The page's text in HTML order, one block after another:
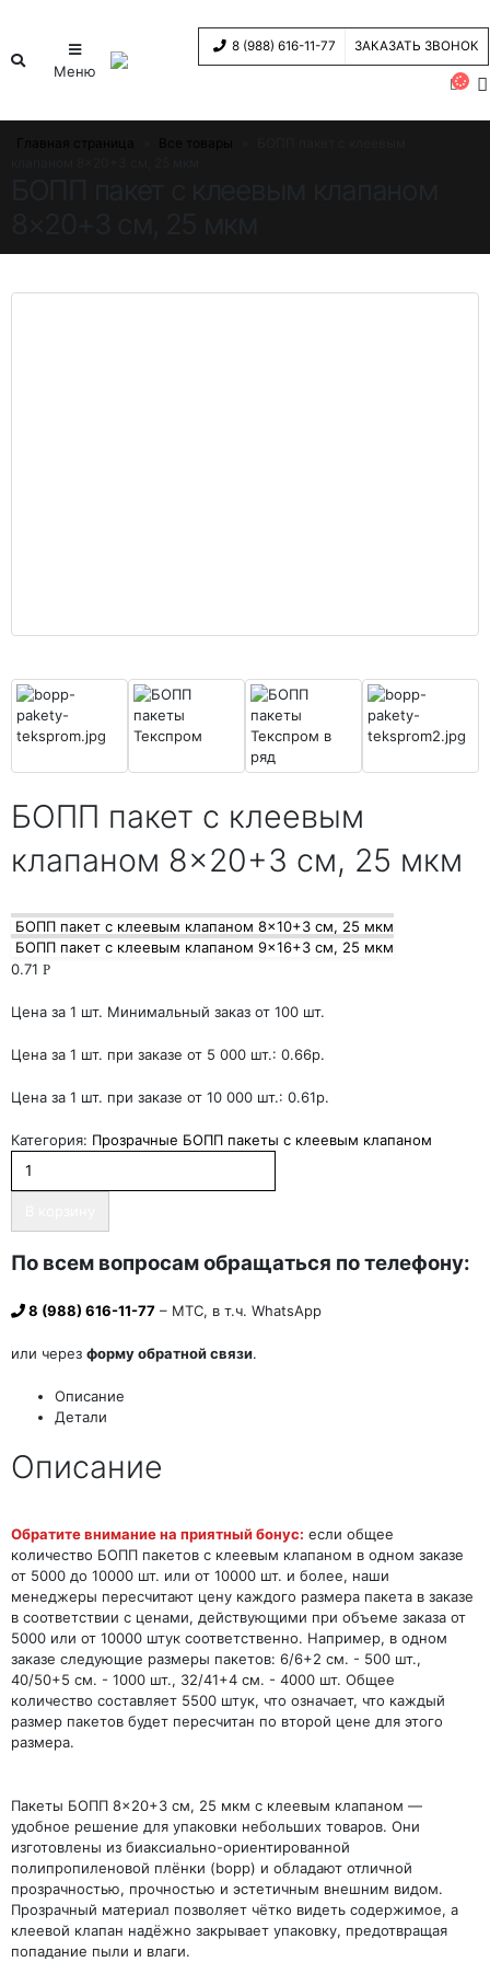
Меню
8 (988) 616-11-77 ЗАКАЗАТЬ ЗВОНОК
БОПП пакет с клеевым
клапаном 8×20+3 см, 25 мкм
БОПП пакет с клеевым клапаном 8×10+3 см, 25 мкм
БОПП пакет с клеевым клапаном 9×16+3 см, 25 мкм
0.71 Р
Цена за 1 шт. Минимальный заказ от 100 шт.
Цена за 1 шт. при заказе от 5 000 шт.: 0.66р.
Цена за 1 шт. при заказе от 10 000 шт.: 0.61р.
Категория: Прозрачные БОПП пакеты с клеевым клапаном
По всем вопросам обращаться по телефону:
8 (988) 616-11-77 – МТС, в т.ч. WhatsApp
или через форму обратной связи.
Описание
Детали
Описание
Обратите внимание на приятный бонус: если общее
количество БОПП пакетов с клеевым клапаном в одном заказе
от 5000 до 10000 шт. или от 10000 шт. и более, наши
менеджеры пересчитают цену каждого размера пакета в заказе
в соответствии с ценами, действующими при объеме заказа от
5000 или от 10000 штук соответственно. Например, в одном
заказе следующие размеры пакетов: 6/6+2 см. - 500 шт.,
40/50+5 см. - 1000 шт., 32/41+4 см. - 4000 шт. Общее
количество составляет 5500 штук, что означает, что каждый
размер пакетов будет пересчитан по второй цене для этого
размера.
Пакеты БОПП 8×20+3 см, 25 мкм с клеевым клапаном —
удобное решение для упаковки небольших товаров. Они
изготовлены из биаксиально-ориентированной
полипропиленовой плёнки (bopp) и обладают отличной
прозрачностью, прочностью и эстетичным внешним видом.
Прозрачный материал позволяет чётко видеть содержимое, а
клеевой клапан надёжно закрывает упаковку, предотвращая
попадание пыли и влаги.